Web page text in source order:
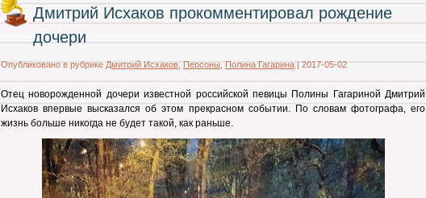
Дмитрий Исхаков прокомментировал рождение
дочери
Опубликовано в рубрике Дмитрий Исхаков Персоны Полина Гагарина | 2017-05-02
Отец новорожденной дочери известной российской певицы Полины Гагариной Дмитрий
Исхаков впервые высказался об этом прекрасном событии. По словам фотографа, его
жизнь больше никогда не будет такой, как раньше.